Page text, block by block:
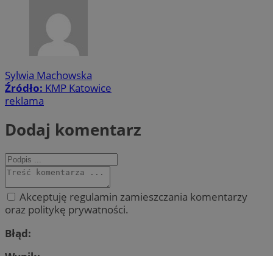
Sylwia Machowska
Źródło: KMP Katowice
reklama
Dodaj komentarz
Akceptuję regulamin zamieszczania komentarzy
oraz politykę prywatności.
Błąd: